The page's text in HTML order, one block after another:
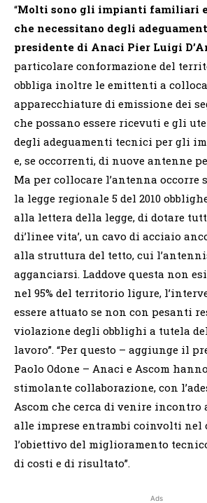
“Molti sono gli impianti familiari
che necessitano degli
presidente di Anaci Pier Luigi
particolare conformazione del
obbliga inoltre le emittenti a
apparecchiature di emissione dei
che possano essere ricevuti e gli
degli adeguamenti tecnici per gli
e, se occorrenti, di nuove antenne
Ma per collocare l’antenna occorre
la legge regionale 5 del 2010
alla lettera della legge, di dotare
di’linee vita’, un cavo di acciaio
alla struttura del tetto, cui
agganciarsi. Laddove questa non
nel 95% del territorio ligure,
essere attuato se non con pesanti
violazione degli obblighi a tutela
lavoro”. “Per questo – aggiunge il
Paolo Odone – Anaci e Ascom
stimolante collaborazione, con
Ascom che cerca di venire incontro
alle imprese entrambi coinvolti nel
l’obiettivo del miglioramento
di costi e di risultato”.
Ads